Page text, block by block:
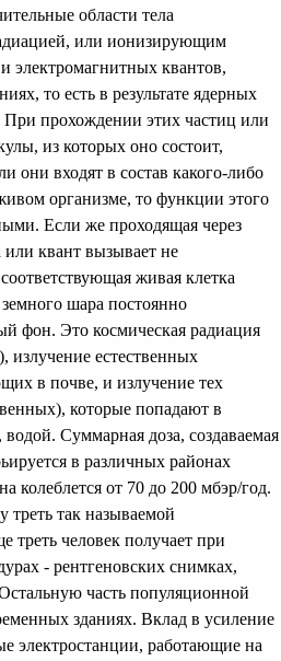
области тела
или ионизирующим
электромагнитных квантов,
то есть в результате ядерных
При прохождении этих частиц или
из которых оно состоит,
они входят в состав какого-либо
организме, то функции этого
Если же проходящая через
или квант вызывает не
живая клетка
шара постоянно
фон. Это космическая радиация
излучение естественных
в почве, и излучение тех
которые попадают в
Суммарная доза, создаваемая
в различных районах
колеблется от 70 до 200 мбэр/год.
треть так называемой
человек получает при
- рентгеновских снимках,
часть популяционной
зданиях. Вклад в усиление
электростанции, работающие на